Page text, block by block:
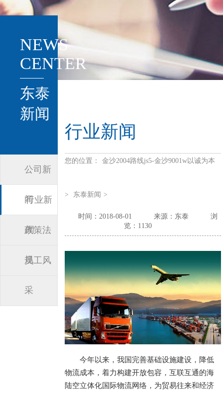
NEWS
CENTER
东泰
新闻
公司新
闻
行业新
闻
政策法
规
员工风
采
行业新闻
您的位置： 金沙2004路线js5-金沙9001w以诚为本
> 东泰新闻 >
时间：2018-08-01 来源：东泰
浏
览：1130
今年以来，我国完善基础设施建设，降低
物流成本，着力构建开放包容，互联互通的海
陆空立体化国际物流网络，为贸易往来和经济